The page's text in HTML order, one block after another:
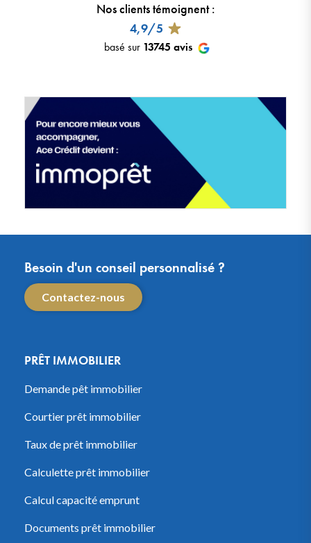
Nos clients témoignent:
4,9/5
basé sur 13745 avis
Besoin d'un conseil personnalisé ?
Contactez-nous
PRÊT IMMOBILIER
Demande pêt immobilier
Courtier prêt immobilier
Taux de prêt immobilier
Calculette prêt immobilier
Calcul capacité emprunt
Documents prêt immobilier